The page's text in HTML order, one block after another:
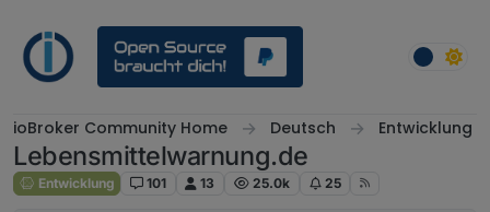
ioBroker Community Home Deutsch Entwicklung
Lebensmittelwarnung.de
Entwicklung 101 13 25.0k 25